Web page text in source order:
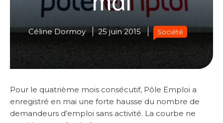
Céline Dormoy 25 juin 2015 Société
Pour le quatrième mois consécutif, Pôle Emploi a
enregistré en mai une forte hausse du nombre de
demandeurs d’emploi sans activité. La courbe ne